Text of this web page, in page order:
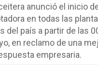
anunció el inicio
en todas las
del país a partir de las
en reclamo de una
empresaria.